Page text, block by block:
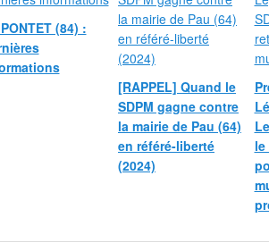
(84) :
[RAPPEL] Quand le
SDPM gagne contre
la mairie de Pau (64)
en référé-liberté
(2024)